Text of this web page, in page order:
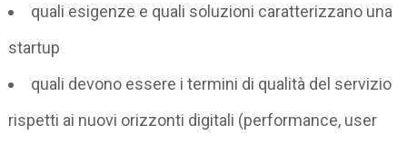
quali esigenze e quali soluzioni caratterizzano una
startup
quali devono essere i termini di qualità del servizio
rispetti ai nuovi orizzonti digitali (performance, user